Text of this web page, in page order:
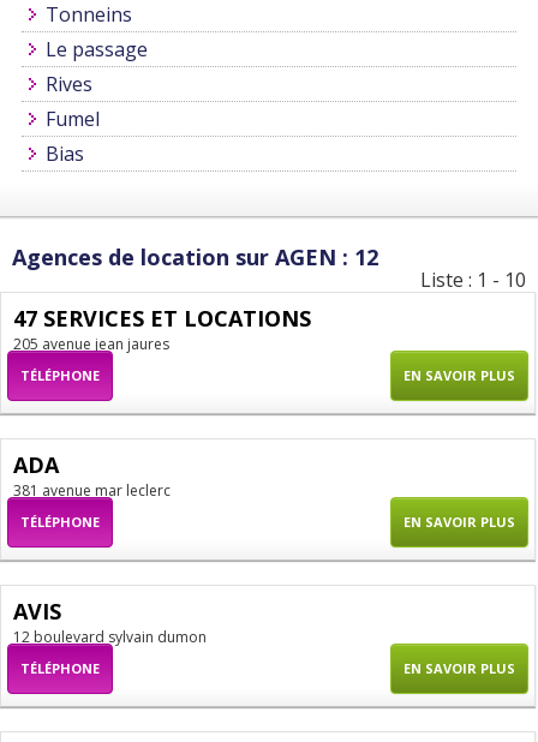
Tonneins
Le passage
Rives
Fumel
Bias
Agences de location sur AGEN : 12
Liste : 1 - 10
47 SERVICES ET LOCATIONS
205 avenue jean jaures
TÉLÉPHONE EN SAVOIR PLUS
ADA
381 avenue mar leclerc
TÉLÉPHONE EN SAVOIR PLUS
AVIS
12 boulevard sylvain dumon
TÉLÉPHONE EN SAVOIR PLUS